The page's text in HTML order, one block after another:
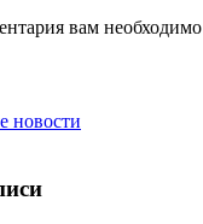
вам необходимо
новости